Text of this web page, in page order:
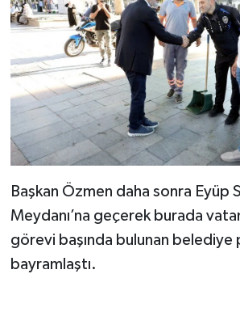
Başkan Özmen daha sonra Eyüp
Meydanı’na geçerek burada
görevi başında bulunan belediye
bayramlaştı.